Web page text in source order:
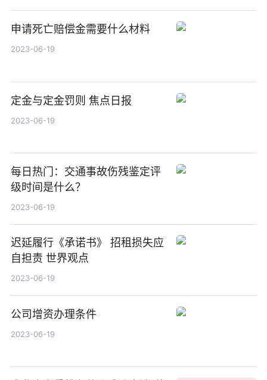
申请死亡赔偿金需要什么材料
2023-06-19
定金与定金罚则 焦点日报
2023-06-19
每日热门：交通事故伤残鉴定评
级时间是什么？
2023-06-19
迟延履行《承诺书》 招租损失应
自担责 世界观点
2023-06-19
公司增资办理条件
2023-06-19